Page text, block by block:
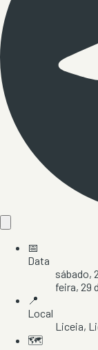
📅
Data
sábado,
feira, 29
📍
Local
Liceia,
🗺️